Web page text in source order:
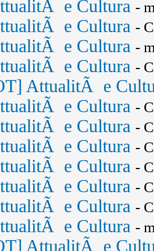
e Cultura -
e Cultura -
e Cultura -
e Cultura -
AttualitÃ e
e Cultura -
e Cultura -
e Cultura -
e Cultura -
e Cultura -
e Cultura -
e Cultura -
AttualitÃ e